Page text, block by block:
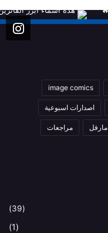
image comics
اصدارات اسبوعية
مارفل مراجعات
(39)
(1)